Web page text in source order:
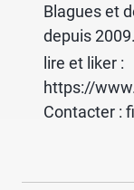
Blagues et
depuis 2009.
lire et liker :
https://
Contacter :